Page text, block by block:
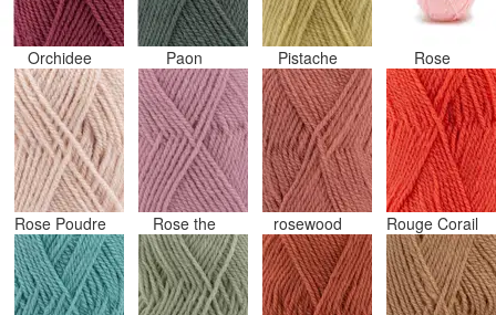
Orchidee Paon Pistache Rose
Rose Poudre Rose the rosewood Rouge Corail